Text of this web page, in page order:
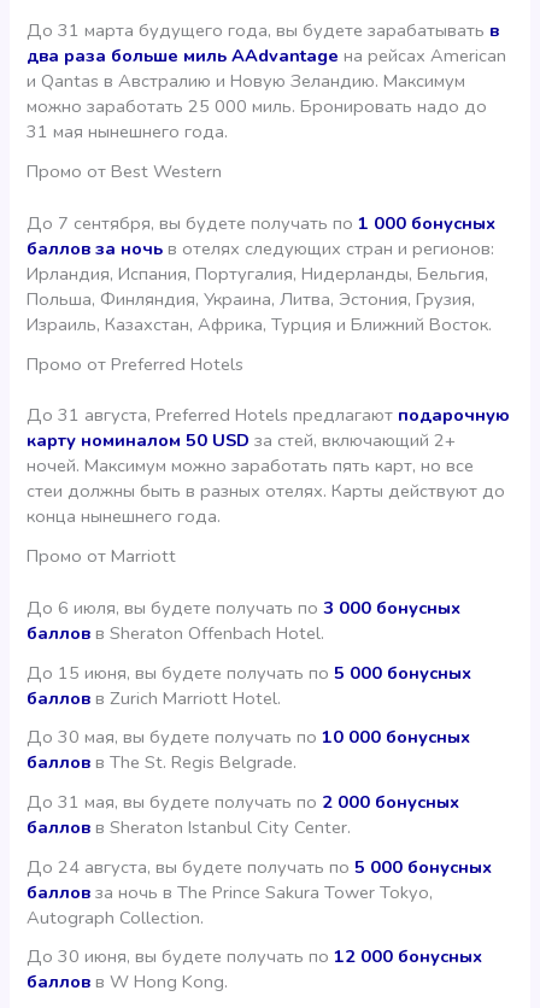
До 31 марта будущего года, вы будете зарабатывать в
два раза больше миль AAdvantage на рейсах American
и Qantas в Австралию и Новую Зеландию. Максимум
можно заработать 25 000 миль. Бронировать надо до
31 мая нынешнего года.
Промо от Best Western
До 7 сентября, вы будете получать по1 000 бонусных
баллов за ночь в отелях следующих стран и регионов:
Ирландия, Испания, Португалия, Нидерланды, Бельгия,
Польша, Финляндия, Украина, Литва, Эстония, Грузия,
Израиль, Казахстан, Африка, Турция и Ближний Восток.
Промо от Preferred Hotels
До 31 августа, Preferred Hotels предлагают подарочную
карту номиналом 50 USD за стей, включающий 2+
ночей. Максимум можно заработать пять карт, но все
стеи должны быть в разных отелях. Карты действуют до
конца нынешнего года.
Промо от Marriott
До 6 июля, вы будете получать по3 000 бонусных
баллов в Sheraton Offenbach Hotel.
До 15 июня, вы будете получать по5 000 бонусных
баллов в Zurich Marriott Hotel.
До 30 мая, вы будете получать по10 000 бонусных
баллов в The St. Regis Belgrade.
До 31 мая, вы будете получать по 2 000 бонусных
балловв Sheraton Istanbul City Center.
До 24 августа, вы будете получать по5 000 бонусных
балловза ночь в The Prince Sakura Tower Tokyo,
Autograph Collection.
До 30 июня, вы будете получать по12 000 бонусных
баллов в W Hong Kong.